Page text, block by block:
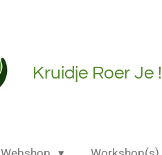
Kruidje Roer Je !